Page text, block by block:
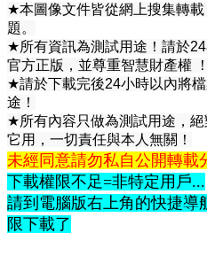
★本圖像文件皆從網上搜集轉
題。
★所有資訊為測試用途！請於24
官方正版，並尊重智慧財產權
！
★請於下載完後24小時以內將
途！
★所有內容只做為測試用途，
它用，一切責任與本人無關！
未經同意請勿私自公開轉載
下載權限不足=非特定用戶...
請到電腦版右上角的快捷導
限下載了